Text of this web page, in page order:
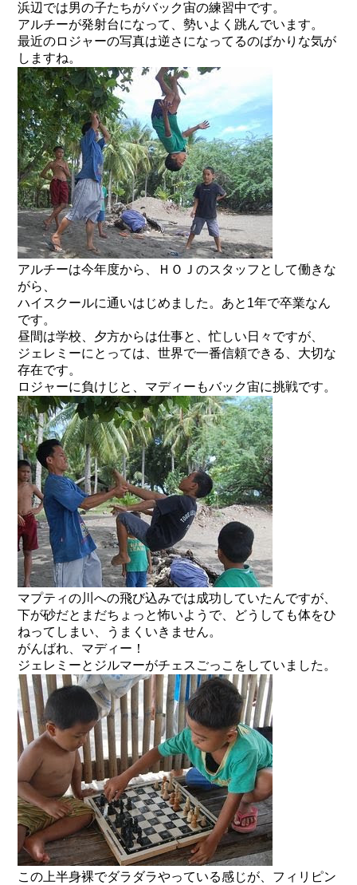
浜辺では男の子たちがバック宙の練習中です。
アルチーが発射台になって、勢いよく跳んでいます。
最近のロジャーの写真は逆さになってるのばかりな気が
しますね。
アルチーは今年度から、ＨＯＪのスタッフとして働きな
がら、
ハイスクールに通いはじめました。あと1年で卒業なん
です。
昼間は学校、夕方からは仕事と、忙しい日々ですが、
ジェレミーにとっては、世界で一番信頼できる、大切な
存在です。
ロジャーに負けじと、マディーもバック宙に挑戦です。
マプティの川への飛び込みでは成功していたんですが、
下が砂だとまだちょっと怖いようで、どうしても体をひ
ねってしまい、うまくいきません。
がんばれ、マディー！
ジェレミーとジルマーがチェスごっこをしていました。
この上半身裸でダラダラやっている感じが、フィリピン